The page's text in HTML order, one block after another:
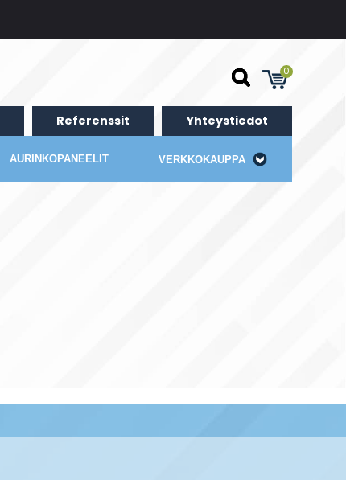
0
Referenssit Yhteystiedot
AURINKOPANEELIT VERKKOKAUPPA